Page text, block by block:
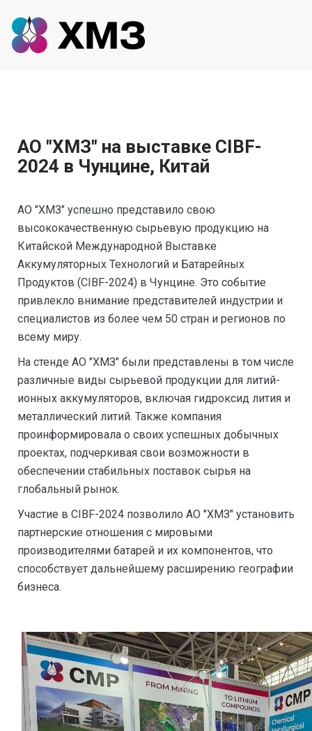
АО "ХМЗ" на выставке CIBF-
2024 в Чунцине, Китай
АО "ХМЗ" успешно представило свою
высококачественную сырьевую продукцию на
Китайской Международной Выставке
Аккумуляторных Технологий и Батарейных
Продуктов (CIBF-2024) в Чунцине. Это событие
привлекло внимание представителей индустрии и
специалистов из более чем 50 стран и регионов по
всему миру.
На стенде АО "ХМЗ" были представлены в том числе
различные виды сырьевой продукции для литий-
ионных аккумуляторов, включая гидроксид лития и
металлический литий. Также компания
проинформировала о своих успешных добычных
проектах, подчеркивая свои возможности в
обеспечении стабильных поставок сырья на
глобальный рынок.
Участие в CIBF-2024 позволило АО "ХМЗ" установить
партнерские отношения с мировыми
производителями батарей и их компонентов, что
способствует дальнейшему расширению географии
бизнеса.